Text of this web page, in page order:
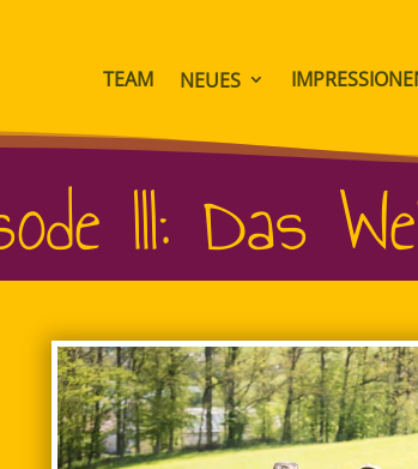
TEAM NEUES
III: Das